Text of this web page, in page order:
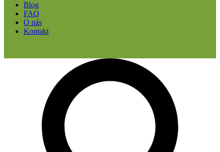
Blog
FAQ
O nás
Kontakt